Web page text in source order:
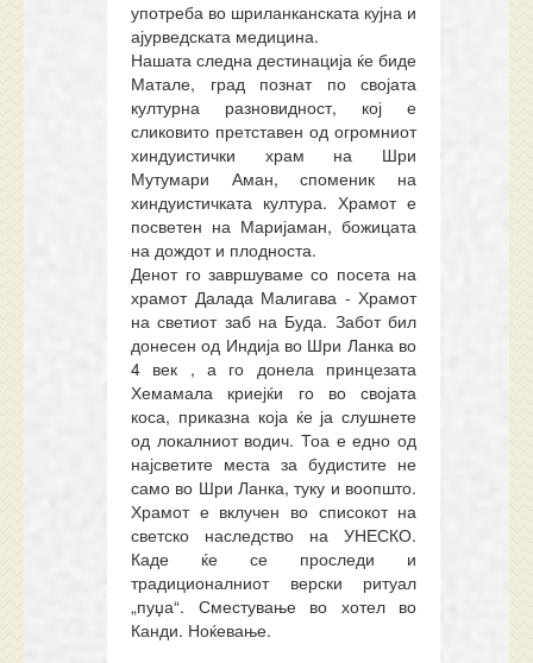
употреба во шриланканската кујна и
ајурведската медицина.
Нашата следна дестинација ќе биде
Матале, град познат по својата
културна разновидност, кој е
сликовито претставен од огромниот
хиндуистички храм на Шри
Мутумари Аман, споменик на
хиндуистичката култура. Храмот е
посветен на Маријаман, божицата
на дождот и плодноста.
Денот го завршуваме со посета на
храмот Далада Малигава - Храмот
на светиот заб на Буда. Забот бил
донесен од Индија во Шри Ланка во
4 век , а го донела принцезата
Хемамала криејќи го во својата
коса, приказна која ќе ја слушнете
од локалниот водич. Тоа е едно од
најсветите места за будистите не
само во Шри Ланка, туку и воопшто.
Храмот е вклучен во списокот на
светско наследство на УНЕСКО.
Каде ќе се проследи и
традиционалниот верски ритуал
„пуџа“. Сместување во хотел во
Канди. Ноќевање.